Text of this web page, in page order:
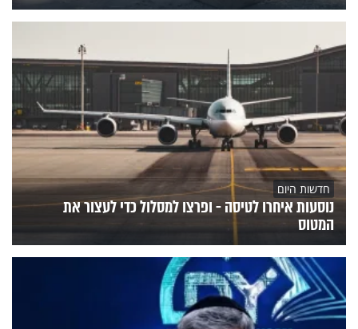
חדשות היום
נוסעות איחרו לטיסה - ופרצו למסלול כדי לעצור את
המטוס